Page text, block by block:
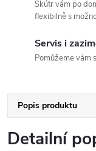
Skútr vám po
flexibilně s
Servis i
Pomůžeme vám
Popis produktu
Detailní